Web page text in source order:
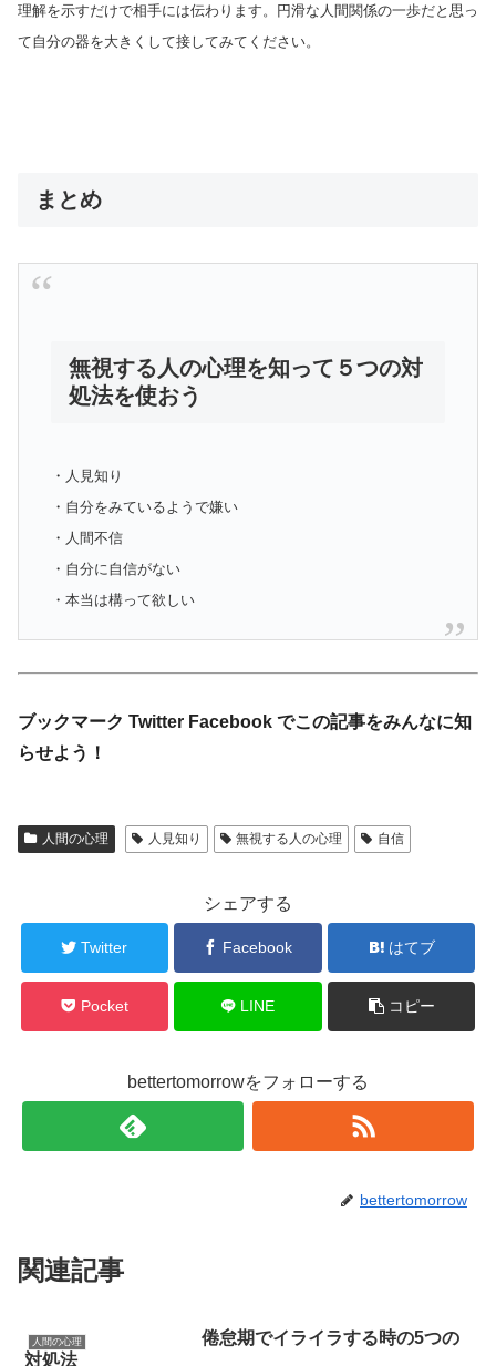
理解を示すだけで相手には伝わります。円滑な人間関係の一歩だと思っ
て自分の器を大きくして接してみてください。
まとめ
無視する人の心理を知って５つの対
処法を使おう
・人見知り
・自分をみているようで嫌い
・人間不信
・自分に自信がない
・本当は構って欲しい
ブックマーク Twitter Facebook でこの記事をみんなに知
らせよう！
人間の心理 人見知り 無視する人の心理 自信
シェアする
Twitter Facebook はてブ
Pocket LINE コピー
bettertomorrowをフォローする
bettertomorrow
関連記事
人間の心理
倦怠期でイライラする時の5つの
対処法